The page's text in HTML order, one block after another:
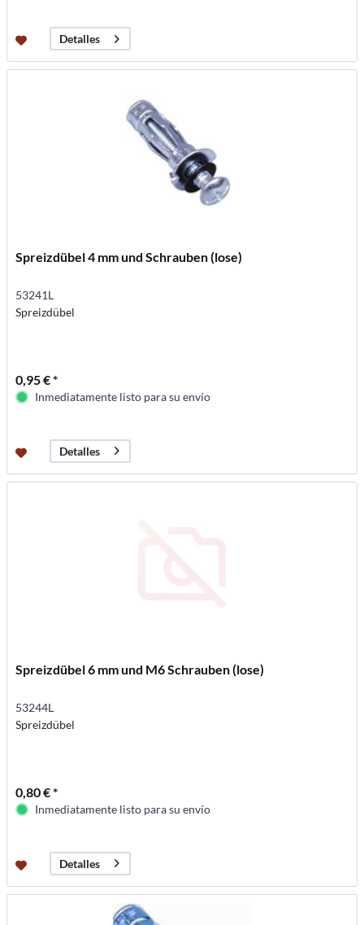
Detalles
Spreizdübel 4 mm und Schrauben (lose)
53241L
Spreizdübel
0,95 € *
Inmediatamente listo para su envío
Detalles
Spreizdübel 6 mm und M6 Schrauben (lose)
53244L
Spreizdübel
0,80 € *
Inmediatamente listo para su envío
Detalles